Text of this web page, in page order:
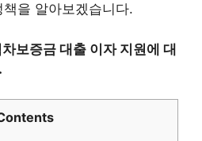
을 알아보겠습니다.
보증금 대출 이자 지원에 대